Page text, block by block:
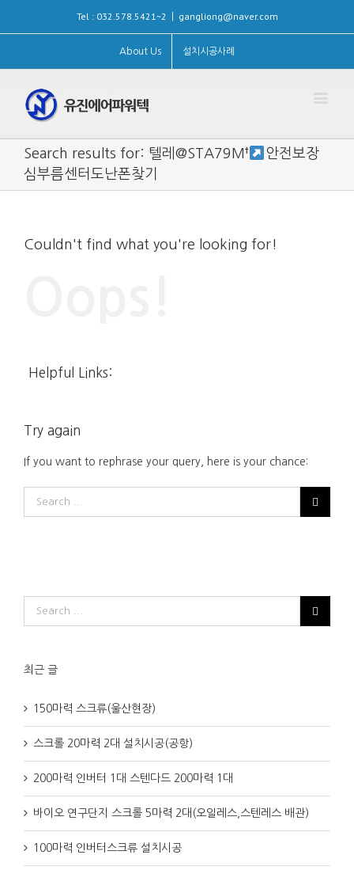
Tel : 032.578.5421~2 gangliong@naver.com
About Us 설치시공사례
Search results for: 텔레@STA79M†
안전보장
심부름센터도난폰찾기
Couldn't find what you're looking for!
Helpful Links:
Try again
If you want to rephrase your query, here is your chance:
최근 글
150마력 스크류(울산현장)
스크롤 20마력 2대 설치시공(공항)
200마력 인버터 1대 스텐다드 200마력 1대
바이오 연구단지 스크롤 5마력 2대(오일레스,스텐레스 배관)
100마력 인버터스크류 설치시공